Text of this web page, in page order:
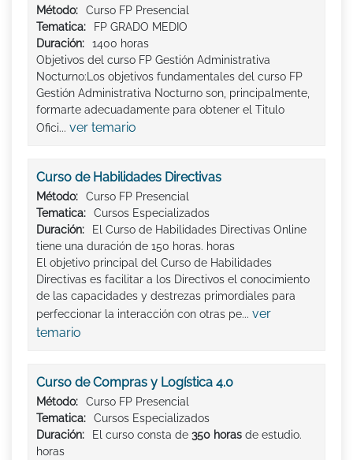
Método:
Curso FP Presencial
Tematica:
FP GRADO MEDIO
Duración:
1400 horas
Objetivos del curso FP Gestión Administrativa
Nocturno:Los objetivos fundamentales del curso FP
Gestión Administrativa Nocturno son, principalmente,
formarte adecuadamente para obtener el Titulo
Ofici... ver temario
Curso de Habilidades Directivas
Método:
Curso FP Presencial
Tematica:
Cursos Especializados
Duración:
El Curso de Habilidades Directivas Online
tiene una duración de 150 horas. horas
El objetivo principal del Curso de Habilidades
Directivas es facilitar a los Directivos el conocimiento
de las capacidades y destrezas primordiales para
perfeccionar la interacción con otras pe... ver
temario
Curso de Compras y Logística 4.0
Método:
Curso FP Presencial
Tematica:
Cursos Especializados
Duración:
El curso consta de 350 horas de estudio.
horas